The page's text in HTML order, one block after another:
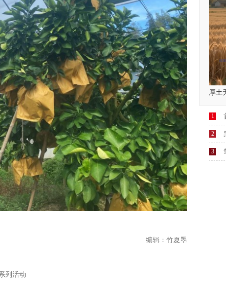
编辑：竹夏墨
列活动
1
2
3